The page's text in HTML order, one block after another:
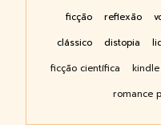
ficção
reflexão
clássico
distopia
ficção científica
kindle
romance